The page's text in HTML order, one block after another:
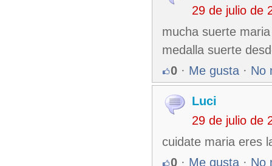
29 de julio de
mucha suerte
medalla suerte
0 · Me gusta · No
Luci
29 de julio de
cuidate maria eres
0 · Me gusta · No